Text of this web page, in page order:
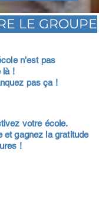
LE GROUPE
n'est pas
là !
pas ça !
votre école.
et gagnez la gratitude
!